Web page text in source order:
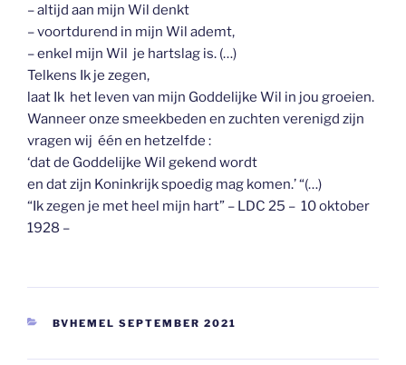
– altijd aan mijn Wil denkt
– voortdurend in mijn Wil ademt,
– enkel mijn Wil je hartslag is. (…)
Telkens Ik je zegen,
laat Ik het leven van mijn Goddelijke Wil in jou groeien.
Wanneer onze smeekbeden en zuchten verenigd zijn
vragen wij één en hetzelfde :
‘dat de Goddelijke Wil gekend wordt
en dat zijn Koninkrijk spoedig mag komen.’ “(…)
“Ik zegen je met heel mijn hart” – LDC 25 – 10 oktober
1928 –
CATEGORIEËN
BVHEMEL SEPTEMBER 2021